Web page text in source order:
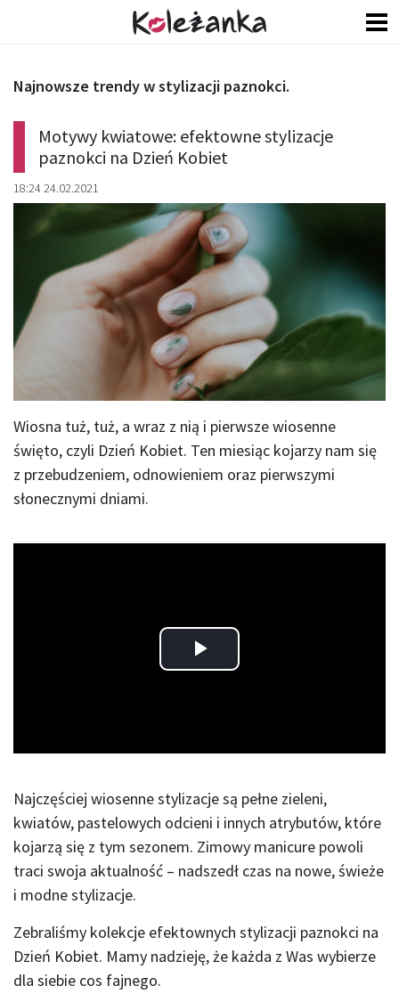
Motywy kwiatowe: efektowne stylizacje
paznokci na Dzień Kobiet
18:24 24.02.2021
Najnowsze trendy w stylizacji paznokci.
Wiosna tuż, tuż, a wraz z nią i pierwsze wiosenne
święto, czyli Dzień Kobiet. Ten miesiąc kojarzy nam się
z przebudzeniem, odnowieniem oraz pierwszymi
słonecznymi dniami.
Play
Najczęściej wiosenne stylizacje są pełne zieleni,
kwiatów, pastelowych odcieni i innych atrybutów, które
kojarzą się z tym sezonem. Zimowy manicure powoli
traci swoja aktualność – nadszedł czas na nowe, świeże
i modne stylizacje.
Zebraliśmy kolekcje efektownych stylizacji paznokci na
Dzień Kobiet. Mamy nadzieję, że każda z Was wybierze
dla siebie cos fajnego.